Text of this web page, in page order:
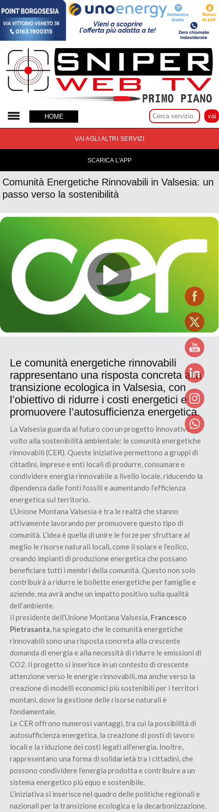
HOME
VAI AGLI ALTRI SERVIZI
SCARICA L'APP
Comunità Energetiche Rinnovabili in Valsesia: un
passo verso la sostenibilità
Le comunità energetiche rinnovabili
rappresentano una risposta concreta alla
transizione ecologica in Valsesia, con
l’obiettivo di ridurre i costi energetici e
promuovere l’autosufficienza energetica.
La Valsesia guarda al futuro con un progetto innovativo
volto alla sostenibilità ambientale: le comunità energetiche
rinnovabili (CER). Queste iniziative permettono a gruppi di
cittadini, imprese e enti locali di produrre, consumare e
condividere energia rinnovabile a livello locale, riducendo la
dipendenza dalle fonti fossili e aumentando l’efficienza
energetica sul territorio.
L’Unione Montana Valsesia è tra le realtà che stanno
attivamente lavorando per promuovere questo tipo di
comunità. L’idea è quella di unire le forze per sfruttare al
meglio le risorse naturali locali, come il solare e l’eolico,
creando impianti di produzione energetica che possano
beneficiare tutti i membri della comunità. Questo non solo
contribuirà a ridurre le bollette energetiche per famiglie e
aziende, ma avrà anche un impatto positivo sulla qualità
dell’ambiente.
Il presidente dell’Unione Montana Valsesia, Francesco
Pietrasanta, ha spiegato che le comunità energetiche
rinnovabili sono una risposta concreta alla crescente
domanda di energia e alla necessità di ridurre le emissioni di
CO2. Il progetto si inserisce in un contesto di crescente
attenzione verso le energie rinnovabili, ma anche verso la
creazione di modelli economici più sostenibili per i territori
montani, dove la gestione delle risorse naturali è
fondamentale.
Le CER offrono numerosi vantaggi, tra cui la possibilità di
autosufficienza energetica, la creazione di posti di lavoro
locali e la riduzione dei costi legati all’energia. Inoltre,
rappresentano una forma di solidarietà tra i cittadini, che
possono condividere l’energia prodotta e contribuire a un
sistema energetico più equo e sostenibile.
L’iniziativa si inserisce nel quadro delle politiche regionali e
nazionali per la transizione ecologica e la decarbonizzazione,